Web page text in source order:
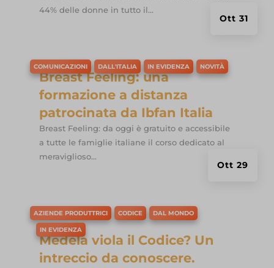
Ott 31
44% delle donne in tutto il...
Breast Feeling: una
formazione a distanza
patrocinata da Ibfan Italia
Ott 29
COMUNICAZIONI DALL'ITALIA IN EVIDENZA NOVITÀ
Breast Feeling: da oggi è gratuito e accessibile
a tutte le famiglie italiane il corso dedicato al
meraviglioso...
Medela viola il Codice? Un
intreccio da conoscere.
AZIENDE PRODUTTRICI CODICE DAL MONDO
IN EVIDENZA